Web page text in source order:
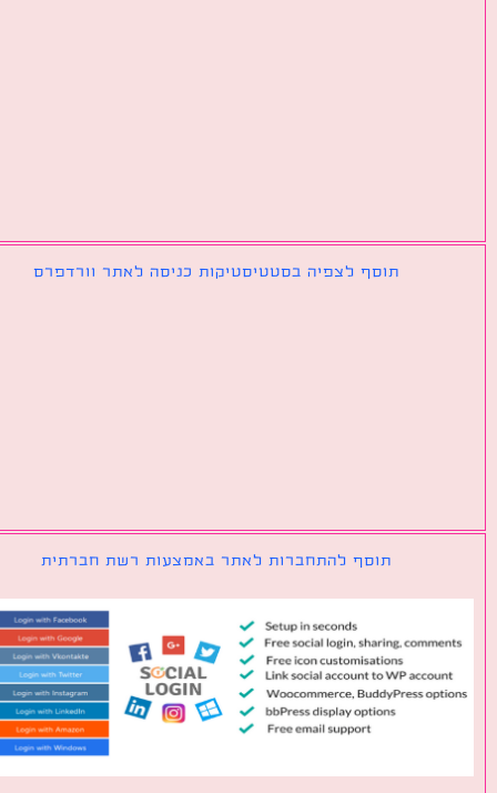
תוסף לצפיה בסטטיסטיקות כניסה לאתר וורדפרס
תוסף להתחברות לאתר באמצעות רשת חברתית